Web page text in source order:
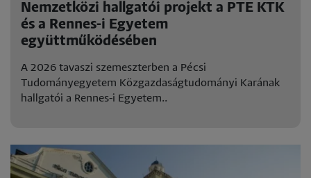
Nemzetközi hallgatói projekt a PTE KTK
és a Rennes-i Egyetem
együttműködésében
A 2026 tavaszi szemeszterben a Pécsi
Tudományegyetem Közgazdaságtudományi Karának
hallgatói a Rennes-i Egyetem..